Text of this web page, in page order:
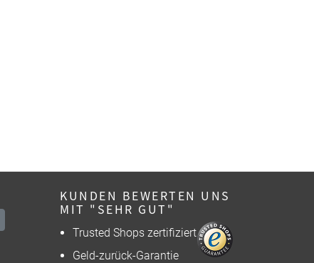
KUNDEN BEWERTEN UNS
MIT "SEHR GUT"
Trusted Shops zertifiziert
Geld-zurück-Garantie